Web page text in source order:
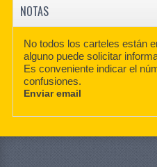
NOTAS
No todos los carteles están
alguno puede solicitar
Es conveniente indicar el
confusiones.
Enviar email